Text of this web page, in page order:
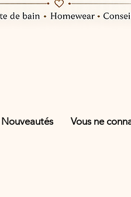
Nouveautés Vous ne